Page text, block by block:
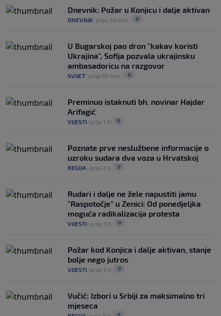
FIFA-e je vaš novac", danas se suočava s
najvećom krizom
| prije 3 h
Dnevnik: Požar u Konjicu i dalje aktivan
DNEVNIK prije 24 min. 0
U Bugarskoj pao dron "kakav koristi
Ukrajina", Sofija pozvala ukrajinsku
ambasadoricu na razgovor
SVIJET prije 59 min. 0
Preminuo istaknuti bh. novinar Hajdar
Arifagić
VIJESTI prije 1 h 0
Poznate prve neslužbene informacije o
uzroku sudara dva voza u Hrvatskoj
REGIJA prije 2 h 0
Rudari i dalje ne žele napustiti jamu
"Raspotočje" u Zenici: Od ponedjeljka
moguća radikalizacija protesta
VIJESTI prije 3 h 0
Požar kod Konjica i dalje aktivan, stanje
bolje nego jutros
VIJESTI prije 3 h 0
Vučić: Izbori u Srbiji za maksimalno tri
mjeseca
0